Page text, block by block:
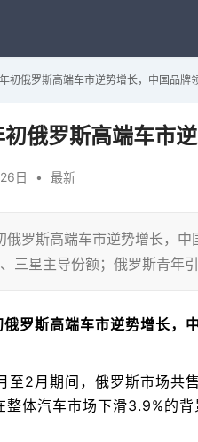
初俄罗斯高端车市逆势增长，中国品牌
俄罗斯高端车市
日 • 最新
俄罗斯高端车市逆势增长，
三星主导份额；俄罗斯青年
罗斯高端车市逆势增长，
至2月期间，俄罗斯市场共
整体汽车市场下滑3.9%的